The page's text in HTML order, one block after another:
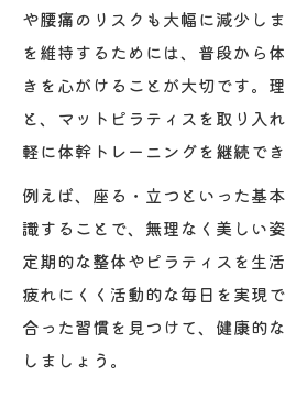
や腰痛のリスクも大幅に減少し
を維持するためには、普段から
きを心がけることが大切です。
と、マットピラティスを取り入
軽に体幹トレーニングを継続でき
例えば、座る・立つといった基
識することで、無理なく美しい
定期的な整体やピラティスを生
疲れにくく活動的な毎日を実現
合った習慣を見つけて、健康的
しましょう。